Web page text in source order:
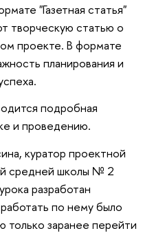
"Газетная статья"
творческую статью о
проекте. В формате
планирования и
подробная
и проведению.
куратор проектной
средней школы № 2
разработан
по нему было
заранее перейти